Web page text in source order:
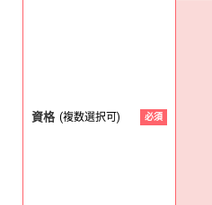
資格 (複数選択可) 必須